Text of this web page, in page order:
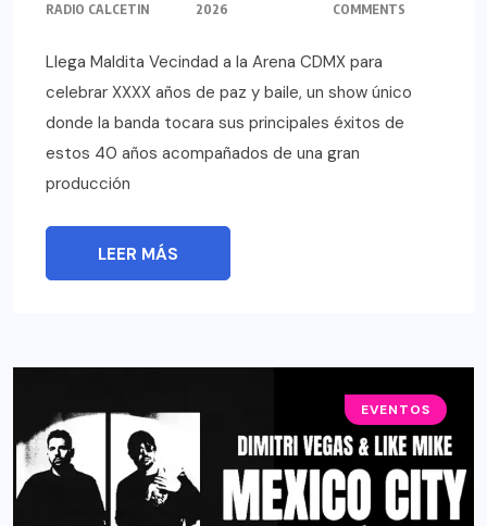
RADIO CALCETIN
2026
COMMENTS
Llega Maldita Vecindad a la Arena CDMX para
celebrar XXXX años de paz y baile, un show único
donde la banda tocara sus principales éxitos de
estos 40 años acompañados de una gran
producción
LEER MÁS
EVENTOS